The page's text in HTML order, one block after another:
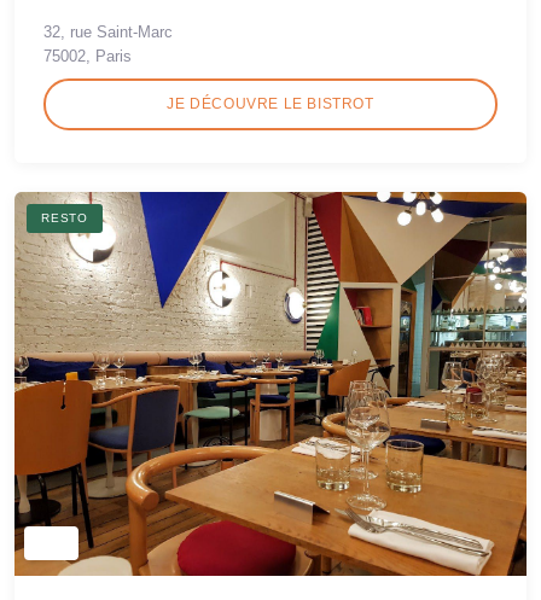
32, rue Saint-Marc
75002, Paris
JE DÉCOUVRE LE BISTROT
RESTO